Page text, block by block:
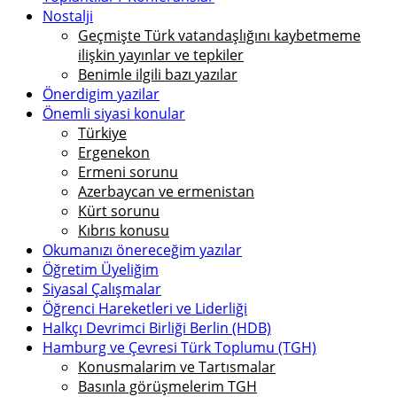
Nostalji
Geçmişte Türk vatandaşlığını kaybetmeme
ilişkin yayınlar ve tepkiler
Benimle ilgili bazı yazılar
Önerdigim yazilar
Önemli siyasi konular
Türkiye
Ergenekon
Ermeni sorunu
Azerbaycan ve ermenistan
Kürt sorunu
Kıbrıs konusu
Okumanızı önereceğim yazılar
Öğretim Üyeliğim
Siyasal Çalışmalar
Öğrenci Hareketleri ve Liderliği
Halkçı Devrimci Birliği Berlin (HDB)
Hamburg ve Çevresi Türk Toplumu (TGH)
Konusmalarim ve Tartısmalar
Basınla görüşmelerim TGH